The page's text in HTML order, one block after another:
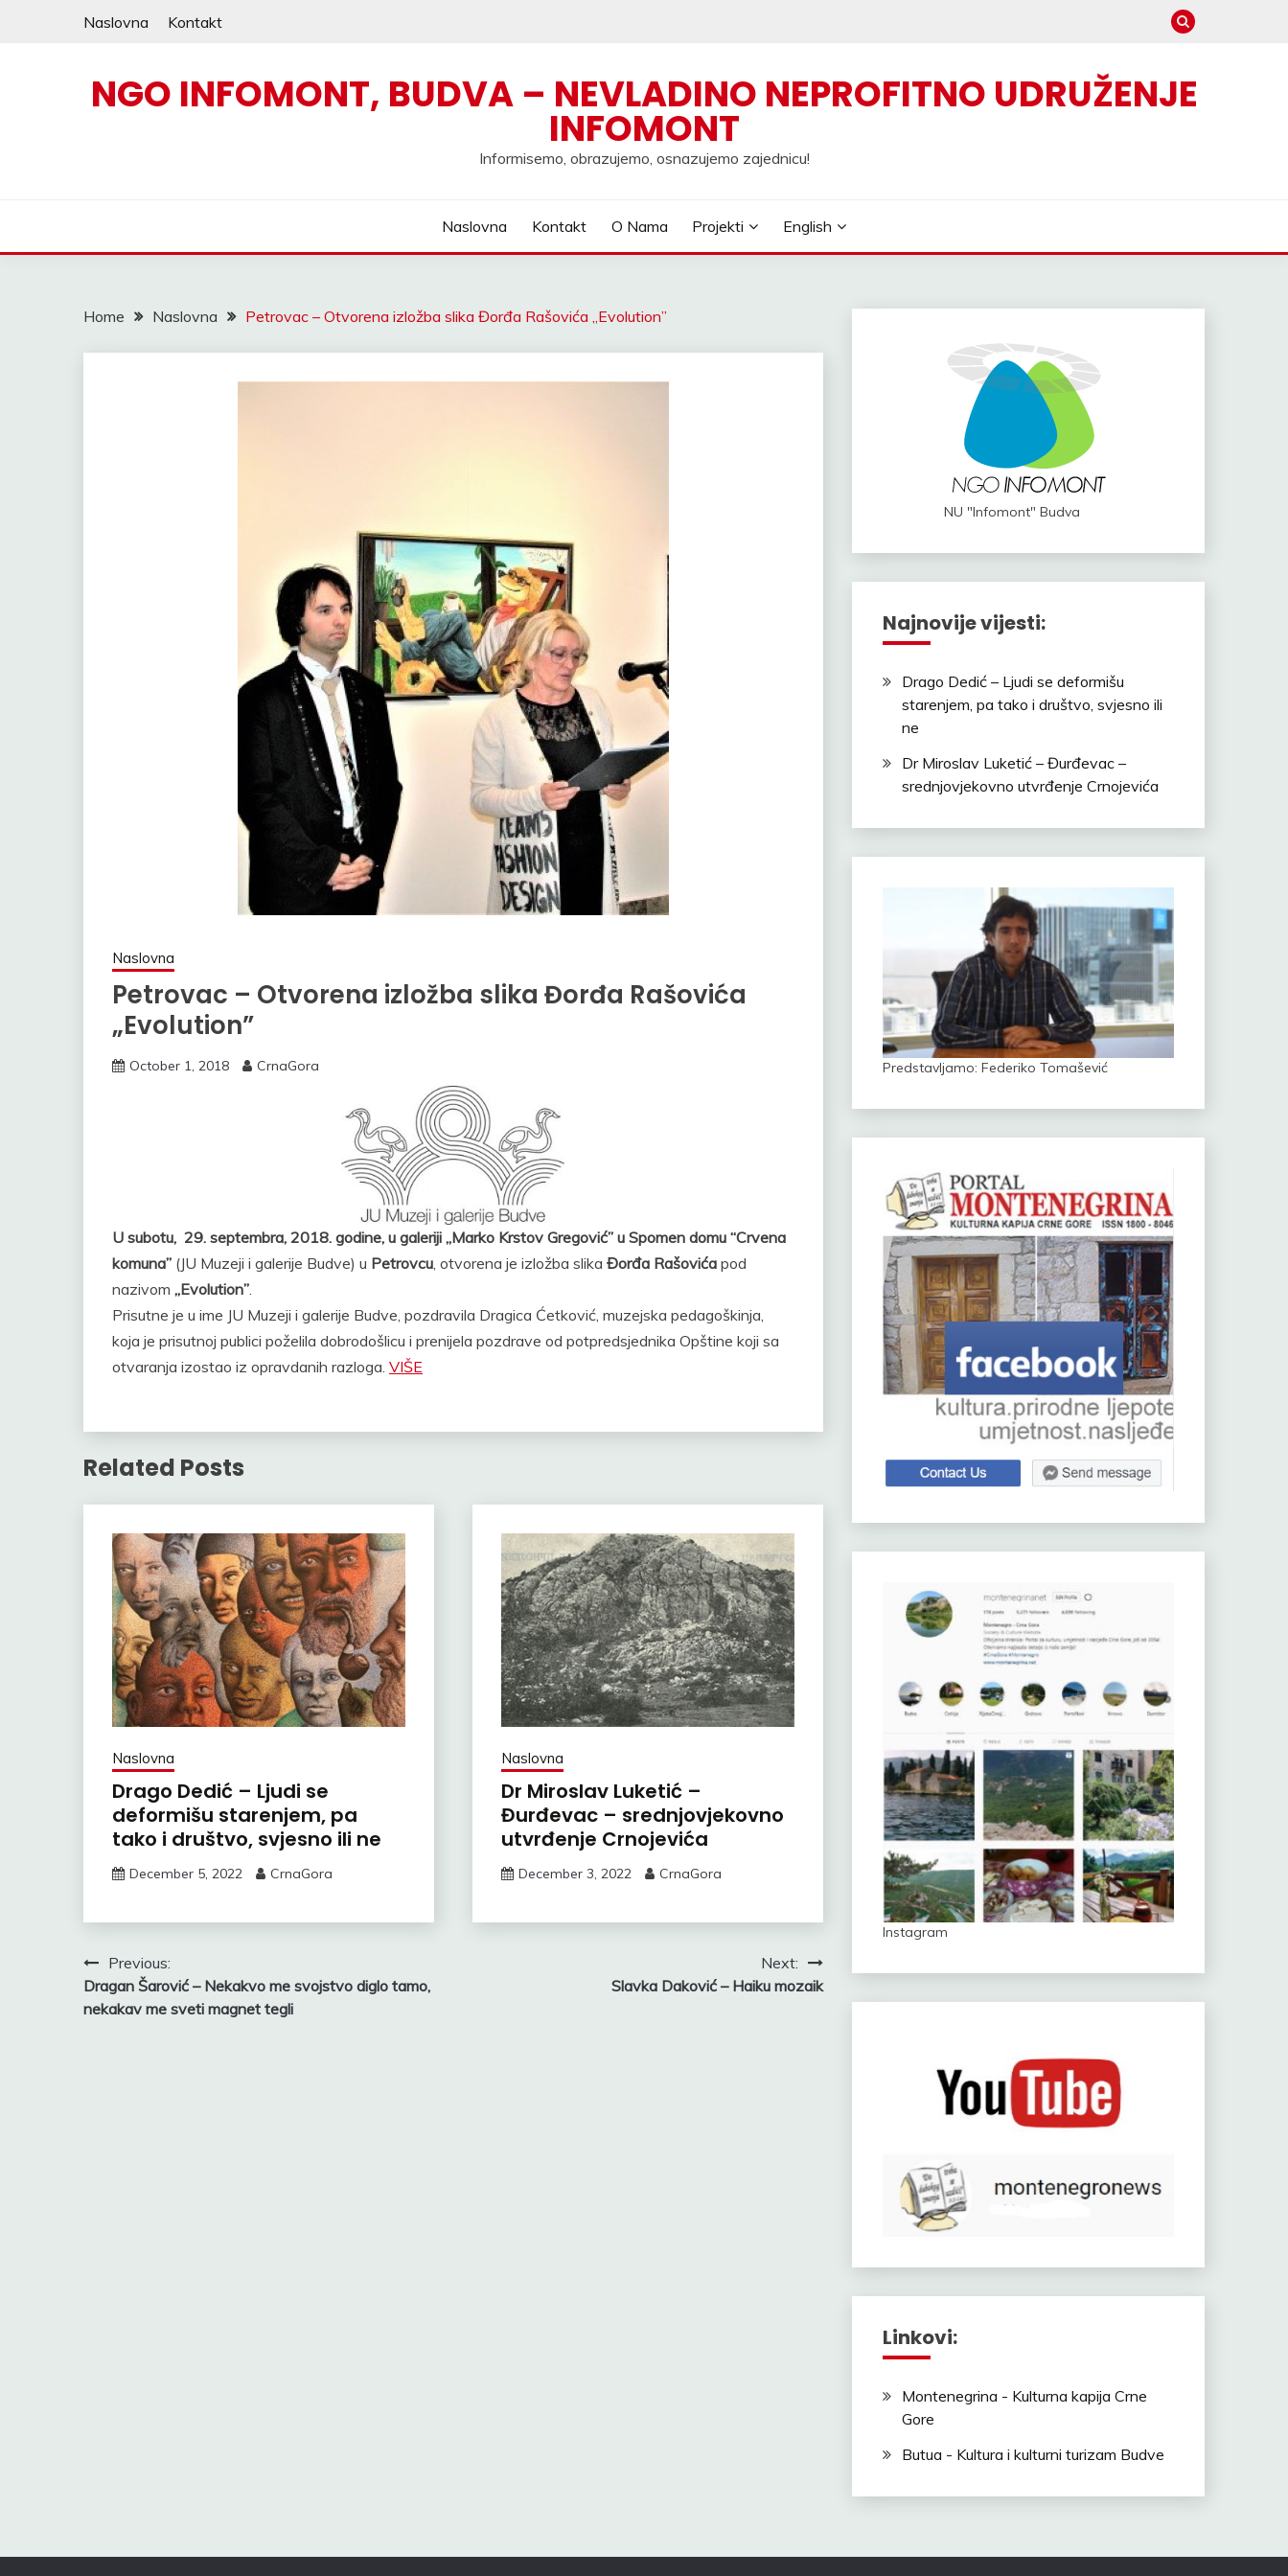
Naslovna Kontakt
NGO INFOMONT, BUDVA – NEVLADINO NEPROFITNO UDRUŽENJE
INFOMONT
Informisemo, obrazujemo, osnazujemo zajednicu!
Naslovna Kontakt O Nama Projekti English
Home Naslovna Petrovac – Otvorena izložba slika Đorđa Rašovića „Evolution”
Naslovna
Petrovac – Otvorena izložba slika Đorđa Rašovića
„Evolution”
October 1, 2018 CrnaGora
U subotu, 29. septembra, 2018. godine, u galeriji „Marko Krstov Gregović” u Spomen domu “Crvena
komuna” (JU Muzeji i galerije Budve) u Petrovcu, otvorena je izložba slika Đorđa Rašovića pod
nazivom „Evolution”.
Prisutne je u ime JU Muzeji i galerije Budve, pozdravila Dragica Ćetković, muzejska pedagoškinja,
koja je prisutnoj publici poželila dobrodošlicu i prenijela pozdrave od potpredsjednika Opštine koji sa
otvaranja izostao iz opravdanih razloga. VIŠE
Related Posts
Naslovna
Drago Dedić – Ljudi se
deformišu starenjem, pa
tako i društvo, svjesno ili ne
December 5, 2022 CrnaGora
Naslovna
Dr Miroslav Luketić –
Đurđevac – srednjovjekovno
utvrđenje Crnojevića
December 3, 2022 CrnaGora
Post
navigation
Previous:
Dragan Šarović – Nekakvo me svojstvo diglo tamo,
nekakav me sveti magnet tegli
Next:
Slavka Daković – Haiku mozaik
NU "Infomont" Budva
Najnovije vijesti:
Drago Dedić – Ljudi se deformišu
starenjem, pa tako i društvo, svjesno ili
ne
Dr Miroslav Luketić – Đurđevac –
srednjovjekovno utvrđenje Crnojevića
Predstavljamo: Federiko Tomašević
Instagram
Linkovi:
Montenegrina - Kulturna kapija Crne
Gore
Butua - Kultura i kulturni turizam Budve